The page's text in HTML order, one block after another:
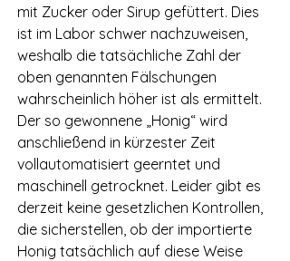
mit Zucker oder Sirup gefüttert. Dies
ist im Labor schwer nachzuweisen,
weshalb die tatsächliche Zahl der
oben genannten Fälschungen
wahrscheinlich höher ist als ermittelt.
Der so gewonnene „Honig“ wird
anschließend in kürzester Zeit
vollautomatisiert geerntet und
maschinell getrocknet. Leider gibt es
derzeit keine gesetzlichen Kontrollen,
die sicherstellen, ob der importierte
Honig tatsächlich auf diese Weise